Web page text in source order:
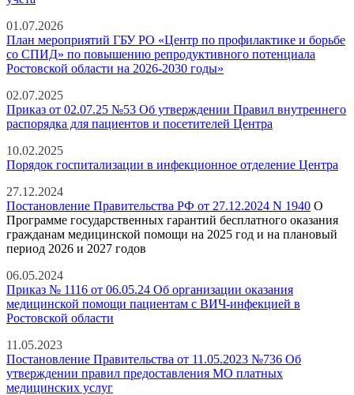
01.07.2026
План мероприятий ГБУ РО «Центр по профилактике и борьбе
со СПИД» по повышению репродуктивного потенциала
Ростовской области на 2026-2030 годы»
02.07.2025
Приказ от 02.07.25 №53 Об утверждении Правил внутреннего
распорядка для пациентов и посетителей Центра
10.02.2025
Порядок госпитализации в инфекционное отделение Центра
27.12.2024
Постановление Правительства РФ от 27.12.2024 N 1940 О
Программе государственных гарантий бесплатного оказания
гражданам медицинской помощи на 2025 год и на плановый
период 2026 и 2027 годов
06.05.2024
Приказ № 1116 от 06.05.24 Об организации оказания
медицинской помощи пациентам с ВИЧ-инфекцией в
Ростовской области
11.05.2023
Постановление Правительства от 11.05.2023 №736 Об
утверждении правил предоставления МО платных
медицинских услуг